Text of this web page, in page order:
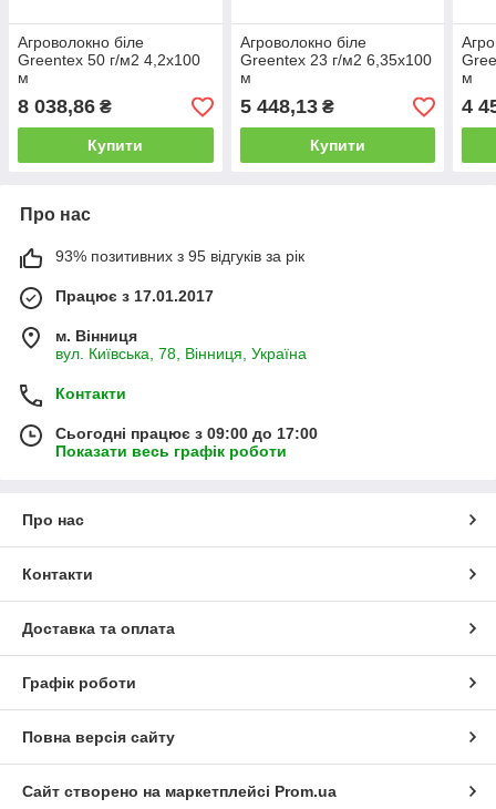
Агроволокно біле
Greentex 50 г/м2 4,2x100
м
8 038,86 ₴
Купити
Агроволокно біле
Greentex 23 г/м2 6,35x100
м
5 448,13₴
Купити
м
4
Про нас
93% позитивних з 95 відгуків за рік
Працює з 17.01.2017
м. Вінниця
вул. Київська, 78, Вінниця, Україна
Контакти
Сьогодні працює з 09:00 до 17:00
Показати весь графік роботи
Про нас
Контакти
Доставка та оплата
Графік роботи
Повна версія сайту
Сайт створено на маркетплейсі Prom.ua